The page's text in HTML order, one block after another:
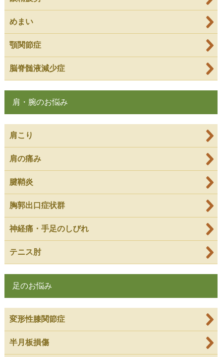
めまい
顎関節症
脳脊髄液減少症
肩・腕のお悩み
肩こり
肩の痛み
腱鞘炎
胸郭出口症状群
神経痛・手足のしびれ
テニス肘
足のお悩み
変形性膝関節症
半月板損傷